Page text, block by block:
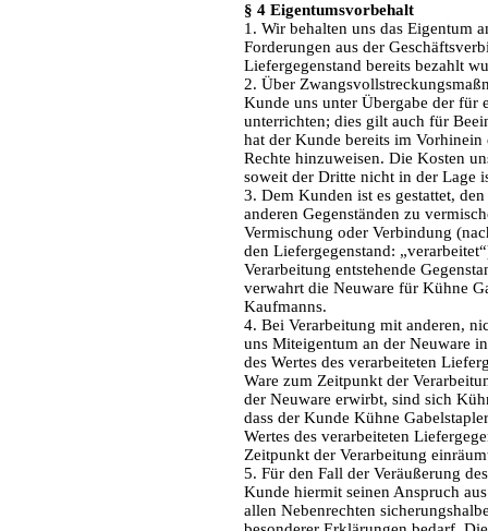
§ 4 Eigentumsvorbehalt
1. Wir behalten uns das Eigentum
Forderungen aus der
Liefergegenstand bereits bezahlt
2. Über
Kunde uns unter Übergabe der für
unterrichten; dies gilt auch für
hat der Kunde bereits im
Rechte hinzuweisen. Die Kosten
soweit der Dritte nicht in der Lage
3. Dem Kunden ist es gestattet,
anderen Gegenständen zu
Vermischung oder Verbindung
den Liefergegenstand:
Verarbeitung entstehende
verwahrt die Neuware für Kühne
Kaufmanns.
4. Bei Verarbeitung mit anderen,
uns Miteigentum an der Neuware
des Wertes des verarbeiteten
Ware zum Zeitpunkt der
der Neuware erwirbt, sind sich
dass der Kunde Kühne
Wertes des verarbeiteten
Zeitpunkt der Verarbeitung
5. Für den Fall der Veräußerung
Kunde hiermit seinen Anspruch
allen Nebenrechten